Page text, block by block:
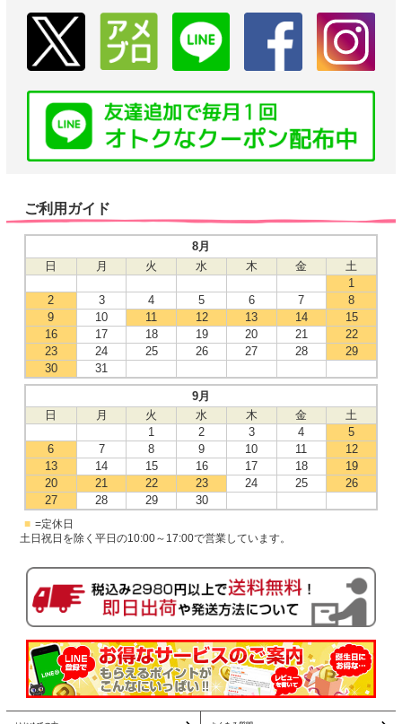
ご利用ガイド
8月
日
月 火 水 木 金
土
1
2
3 4 5 6 7
8
9
10 11 12 13 14
15
16
17 18 19 20 21
22
23
24 25 26 27 28
29
30
31
9月
日
月 火 水 木 金
土
1
2 3 4
5
6
7 8 9 10 11
12
13
14 15 16 17 18
19
20
21 22 23 24 25
26
27
28 29 30
■ =定休日
土日祝日を除く平日の10:00～17:00で営業しています。